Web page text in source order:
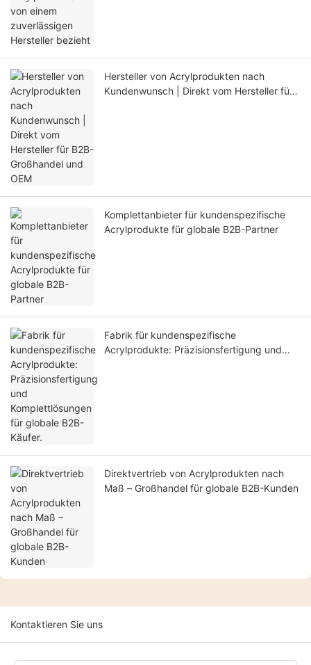
Hersteller von Acrylprodukten nach
Kundenwunsch | Direkt vom Hersteller für
Komplettanbieter für kundenspezifische
Acrylprodukte für globale B2B-Partner
Fabrik für kundenspezifische
Acrylprodukte: Präzisionsfertigung und
Direktvertrieb von Acrylprodukten nach
Maß – Großhandel für globale B2B-Kunden
Kontaktieren Sie uns